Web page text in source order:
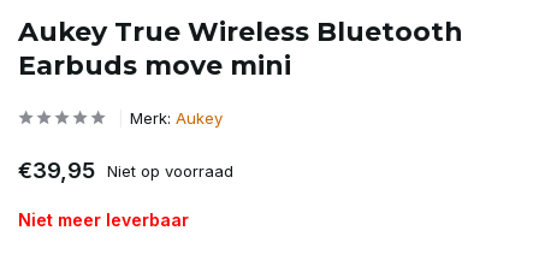
Aukey True Wireless Bluetooth
Earbuds move mini
Merk: Aukey
€39,95 Niet op voorraad
Niet meer leverbaar